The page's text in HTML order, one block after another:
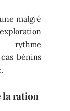
malgré
rythme
bénins
la ration